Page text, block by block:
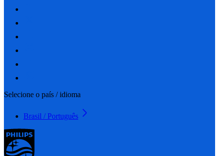
Selecione o país / idioma
Brasil / Português